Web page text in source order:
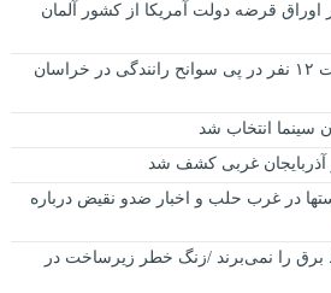
اوراق قرضه دولت آمریکا از کشور آلمان
مرگ عابر پیاده و مصدومیت ۱۲ نفر در پی سوانح رانندگی در خراسان
سینما انتخاب شد
در غرب حلب و اخبار ضدو نقیض درباره
را نمی‌برند /زنگ خطر زیرساخت در